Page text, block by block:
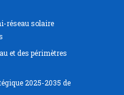
réseau solaire
et des périmètres
2025-2035 de